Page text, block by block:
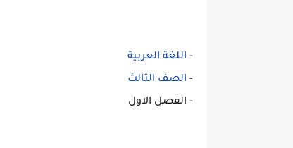
- اللغة العربية
- الصف الثالث
- الفصل الاول